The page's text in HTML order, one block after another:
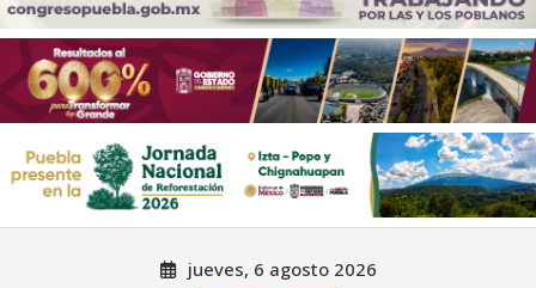
jueves, 6 agosto 2026